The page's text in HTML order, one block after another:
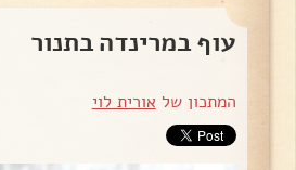
עוף במרינדה בתנור
המתכון של אורית לוי